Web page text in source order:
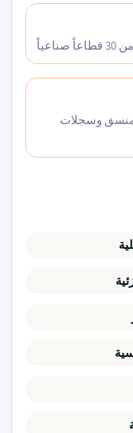
وسجلات